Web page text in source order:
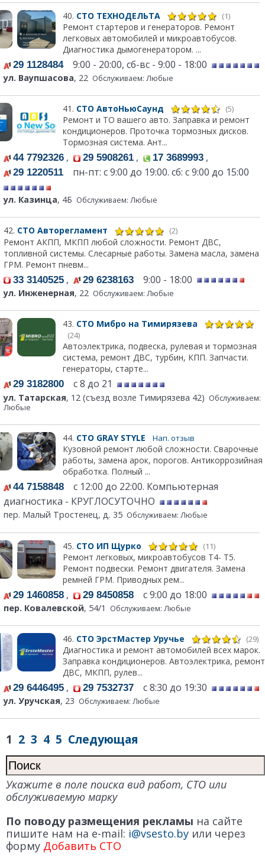
40. СТО ТЕХНОДЕЛЬТА (1)
Ремонт стартеров и генераторов. Ремонт
легковых автомобилей и микроавтобусов.
Диагностика дымогенератором. ...
29 11284849:00 - 20:00, сб-вс - 9:00 - 18:00
ул. Ваупшасова, 22 Обслуживаем: Любые
41. СТО АвтоНьюСаунд (5)
Ремонт и ТО вашего авто. Заправка и ремонт
кондиционеров. Проточка тормозных дисков.
Тормозная система. Ант...
44 7792326 , 29 5908261 , 17 3689993 ,
29 1220511 пн-пт: с 9:00 до 19:00. сб: с 9:00 до 15:00
ул. Казинца, 4Б Обслуживаем: Любые
42. СТО Авторегламент (2)
Ремонт АКПП, МКПП любой сложности. Ремонт ДВС,
топливной системы. Слесарные работы. Замена масла, замена
ГРМ. Ремонт пневм...
33 3140525 , 29 6238163 9:00 - 18:00
ул. Инженерная, 22 Обслуживаем: Любые
43. СТО Мибро на Тимирязева
(24)
Автоэлектрика, подвеска, рулевая и тормозная
система, ремонт ДВС, турбин, КПП. Запчасти.
генераторы, старте...
29 3182800 с 8 до 21
ул. Татарская, 12 (съезд возле Тимирязева 42) Обслуживаем:
Любые
44. СТО GRAY STYLE Нап. отзыв
Кузовной ремонт любой сложности. Сварочные
работы, замена арок, порогов. Антикоррозийная
обработка. Полный ...
44 7158848 с 12:00 до 22:00. Компьютерная
диагностика - КРУГЛОСУТОЧНО
пер. Малый Тростенец, д. 35 Обслуживаем: Любые
45. СТО ИП Щурко (11)
Ремонт легковых, микроавтобусов Т4- Т5.
Ремонт подвески. Ремонт двигателя. Замена
ремней ГРМ. Приводных рем...
29 1460858 , 29 8450858 с 9:00 до 18:00
пер. Ковалевской, 54/1 Обслуживаем: Любые
46. СТО ЭрстМастер Уручье (29)
Диагностика и ремонт автомобилей всех марок.
Заправка кондиционеров. Автоэлектрика, ремонт
ДВС, МКПП, рулев...
29 6446495 , 29 7532737 с 8:30 до 19:30
ул. Уручская, 23 Обслуживаем: Любые
1 2 3 4 5 Следующая
Укажите в поле поиска вид работ, СТО или
обслуживаемую марку
По поводу размещения рекламы на сайте
пишите нам на e-mail: i@vsesto.by или через
форму Добавить СТО